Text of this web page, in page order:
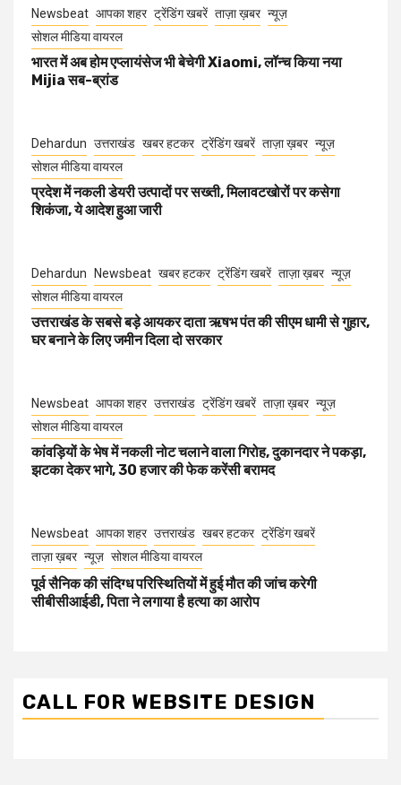
Newsbeat आपका शहर ट्रेंडिंग खबरें ताज़ा ख़बर न्यूज़
सोशल मीडिया वायरल
भारत में अब होम एप्लायंसेज भी बेचेगी Xiaomi, लॉन्च किया नया
Mijia सब-ब्रांड
Dehardun उत्तराखंड खबर हटकर ट्रेंडिंग खबरें ताज़ा ख़बर न्यूज़
सोशल मीडिया वायरल
प्रदेश में नकली डेयरी उत्पादों पर सख्ती, मिलावटखोरों पर कसेगा
शिकंजा, ये आदेश हुआ जारी
Dehardun Newsbeat खबर हटकर ट्रेंडिंग खबरें ताज़ा ख़बर न्यूज़
सोशल मीडिया वायरल
उत्तराखंड के सबसे बड़े आयकर दाता ऋषभ पंत की सीएम धामी से गुहार,
घर बनाने के लिए जमीन दिला दो सरकार
Newsbeat आपका शहर उत्तराखंड ट्रेंडिंग खबरें ताज़ा ख़बर न्यूज़
सोशल मीडिया वायरल
कांवड़ियों के भेष में नकली नोट चलाने वाला गिरोह, दुकानदार ने पकड़ा,
झटका देकर भागे, 30 हजार की फेक करेंसी बरामद
Newsbeat आपका शहर उत्तराखंड खबर हटकर ट्रेंडिंग खबरें
ताज़ा ख़बर न्यूज़ सोशल मीडिया वायरल
पूर्व सैनिक की संदिग्ध परिस्थितियों में हुई मौत की जांच करेगी
सीबीसीआईडी, पिता ने लगाया है हत्या का आरोप
CALL FOR WEBSITE DESIGN